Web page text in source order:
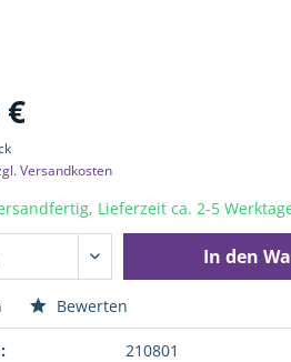
€
Versandkosten
Lieferzeit ca. 2-5
In den
Bewerten
210801